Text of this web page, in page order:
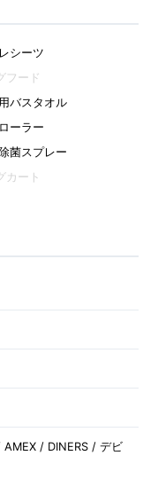
シーツ
フード
バスタオル
ーラー
菌スプレー
カート
/ DINERS / デビ